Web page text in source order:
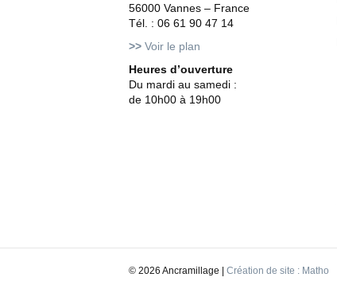
56000 Vannes – France
Tél. : 06 61 90 47 14
>> Voir le plan
Heures d’ouverture
Du mardi au samedi :
de 10h00 à 19h00
© 2026 Ancramillage | Création de site : Matho